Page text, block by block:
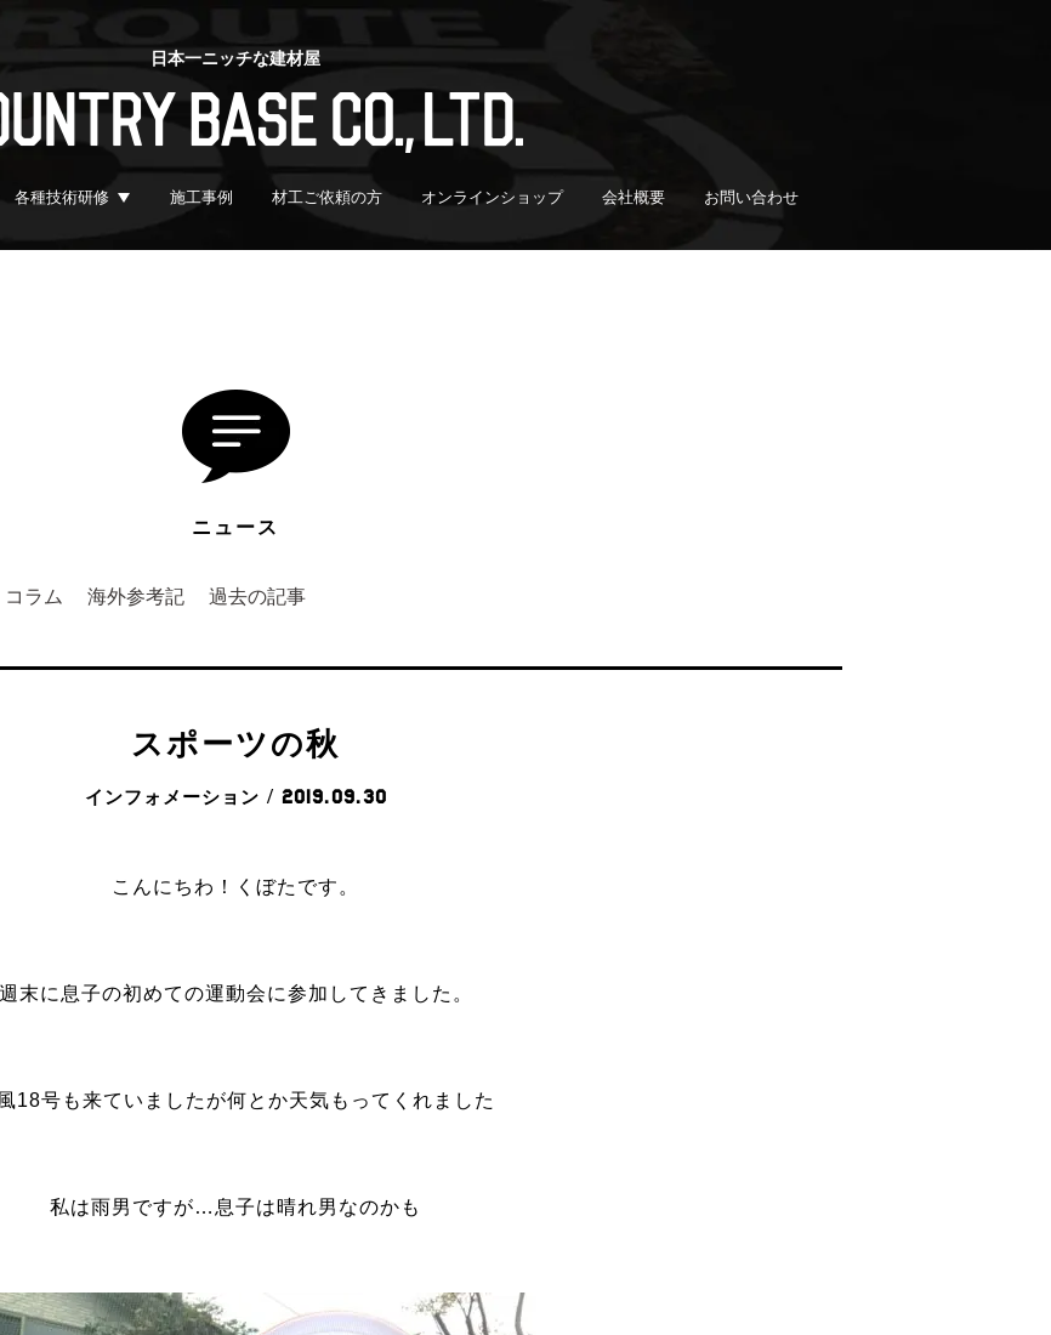
日本一ニッチな建材屋
各種技術研修 施工事例 材工ご依頼の方 オンラインショップ 会社概要 お問い合わせ
ニュース
コラム 海外参考記 過去の記事
スポーツの秋
インフォメーション / 2019.09.30
こんにちわ！くぼたです。
週末に息子の初めての運動会に参加してきました。
18号も来ていましたが何とか天気もってくれました
私は雨男ですが…息子は晴れ男なのかも